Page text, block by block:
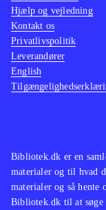
Bibliotek.dk er en
materialer og til hvad
materialer og så hente
Bibliotek.dk til at søge
Hjælp og vejledning
Kontakt os
Privatlivspolitik
Leverandører
English